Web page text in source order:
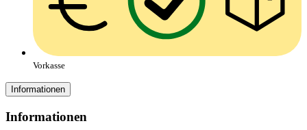
Vorkasse
Informationen
Informationen